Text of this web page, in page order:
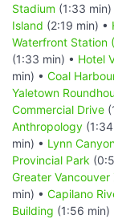
Stadium (1:33 min)
Island (2:19 min) •
Waterfront Station
(1:33 min) • Hotel
min) • Coal
Yaletown
Commercial Drive
Anthropology
min) • Lynn
Provincial Park
Greater Vancouver
min) • Capilano
Building (1:56 min)